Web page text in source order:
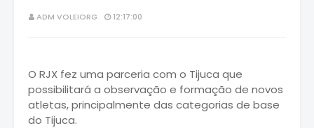
ADM VOLEIORG 12:17:00
O RJX fez uma parceria com o Tijuca que
possibilitará a observação e formação de novos
atletas, principalmente das categorias de base
do Tijuca.